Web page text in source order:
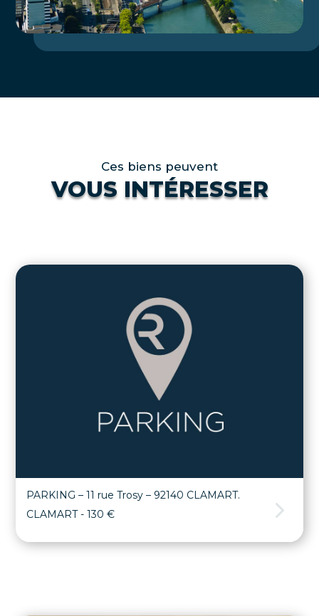
Ces biens peuvent
VOUS INTÉRESSER
PARKING – 11 rue Trosy – 92140 CLAMART.
CLAMART- 130 €